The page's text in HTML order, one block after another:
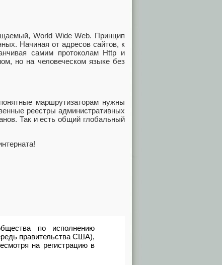
World Wide Web. Принцип
Начиная от адресов сайтов, к
самим протоколам Http и
но на человеческом языке без
маршрутизаторам нужны
реестры административных
Так и есть общий глобальный
по исполнению
правительства США),
на регистрацию в